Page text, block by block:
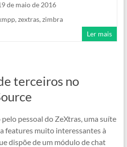
de maio de 2016
, zextras, zimbra
Ler mais
terceiros no
pessoal do ZeXtras, uma suíte
features muito interessantes à
dispõe de um módulo de chat